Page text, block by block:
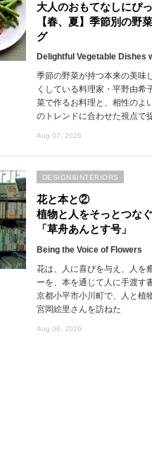
大人のおもてなしにぴっ
【春、夏】季節別の野
グ
Delightful Vegetable Dishes
季節の野菜が持つ本来の美味
くしている料理家・平野由希
菜で作るお料理と、相性のよ
のトレンドに合わせた視点で
Aug 07, 2026
花と本と②
植物と人をそっとつな
「草舟あんとす号」
Being the Voice of Flowers
花は、人に喜びを与え、人を
ーを、本を通じて人に手渡す
京都小平市小川町で、人と植
宮岡絵里さんを訪ねた
Aug 06, 2026
DESIGN&INTERIORS